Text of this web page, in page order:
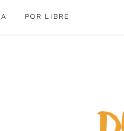
POR LIBRE